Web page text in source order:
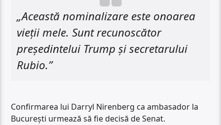
„Această nominalizare este onoarea
vieții mele. Sunt recunoscător
președintelui Trump și secretarului
Rubio.”
Confirmarea lui Darryl Nirenberg ca ambasador la
București urmează să fie decisă de Senat.